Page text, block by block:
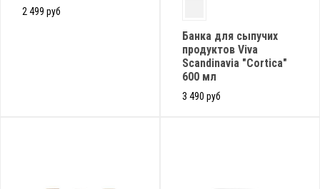
2 499 руб
Банка для сыпучих
продуктов Viva
Scandinavia "Cortica"
600 мл
3 490 руб